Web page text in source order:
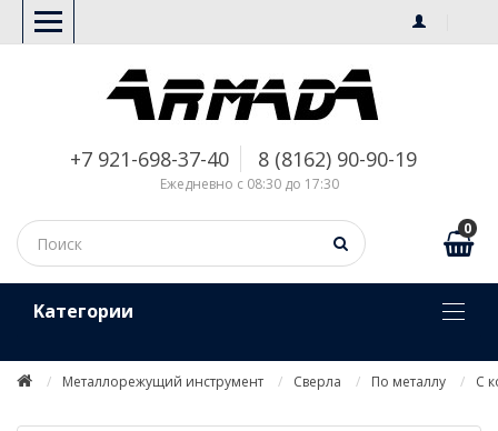
+7 921-698-37-40 8 (8162) 90-90-19
Ежедневно с 08:30 до 17:30
0
Kатегории
Металлорежущий инструмент Сверла По металлу С